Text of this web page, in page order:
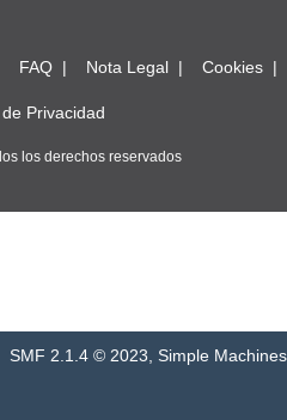
FAQ Nota Legal Cookies
Privacidad
los derechos reservados
SMF 2.1.4 © 2023 Simple Machines